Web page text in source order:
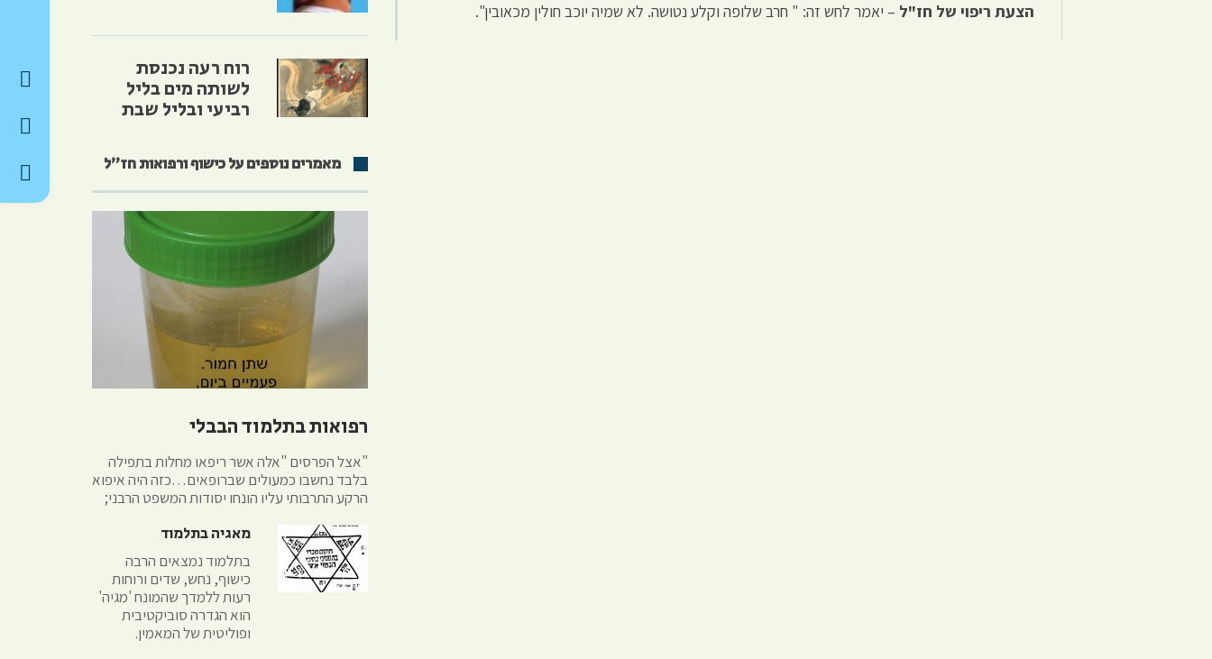
הצעת ריפוי של חז"ל – יאמר לחש זה: " חרב שלופה וקלע נטושה. לא שמיה יוכב חולין מכאובין".
רוח רעה נכנסת
לשותה מים בליל
רביעי ובליל שבת
מאמרים נוספים על כישוף ורפואות חז״ל
רפואות בתלמוד הבבלי
"אצל הפרסים "אלה אשר ריפאו מחלות בתפילה
בלבד נחשבו כמעולים שברופאים…כזה היה איפוא
הרקע התרבותי עליו הונחו יסודות המשפט הרבני;
מאגיה בתלמוד
בתלמוד נמצאים הרבה
כישוף, נחש, שדים ורוחות
רעות ללמדך שהמונח 'מגיה'
הוא הגדרה סוביקטיבית
ופוליטית של המאמין.